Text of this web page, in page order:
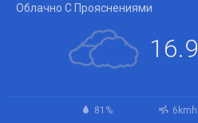
Облачно С Прояснениями
16.9
81% 6kmh